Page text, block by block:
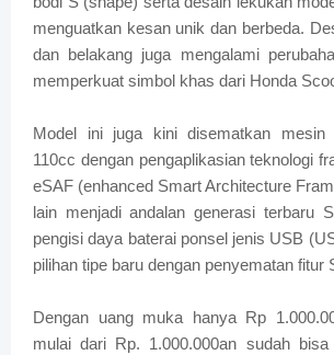
menguatkan kesan unik dan berbeda.
dan belakang juga mengalami
memperkuat simbol khas dari Honda
Model ini juga kini disematkan mesin
110cc dengan pengaplikasian teknologi
eSAF (enhanced Smart Architecture
lain menjadi andalan generasi terbaru
pengisi daya baterai ponsel jenis USB
pilihan tipe baru dengan penyematan fitur
Dengan uang muka hanya Rp
mulai dari Rp. 1.000.000an sudah